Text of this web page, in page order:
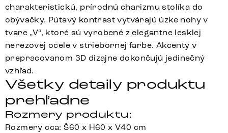
charakteristickú, prírodnú charizmu stolíka do
obývačky. Pútavý kontrast vytvárajú úzke nohy v
tvare „V“, ktoré sú vyrobené z elegantne lesklej
nerezovej ocele v striebornej farbe. Akcenty v
prepracovanom 3D dizajne dokončujú jedinečný
vzhľad.
Všetky detaily produktu
prehľadne
Rozmery produktu:
Rozmery cca: Š60 x H60 x V40 cm